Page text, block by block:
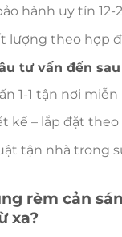
hành uy tín 12-
lượng theo hợp
tư vấn đến
1-1 tận nơi miễn
kế – lắp đặt theo
tận nhà trong
rèm cản
xa?